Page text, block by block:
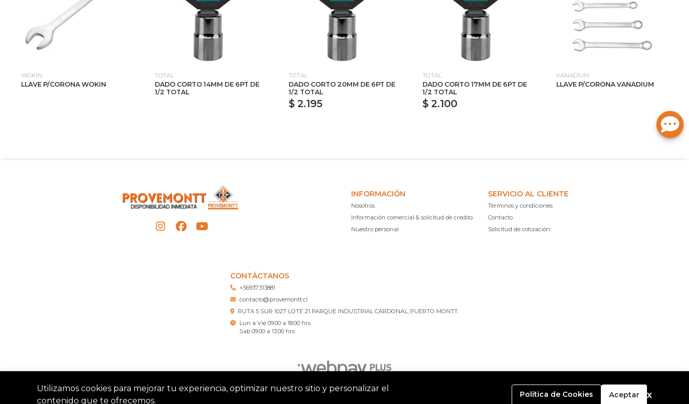
WOKIN
LLAVE P/CORONA WOKIN
TOTAL
DADO CORTO 14MM DE 6PT DE
1/2 TOTAL
TOTAL
DADO CORTO 20MM DE 6PT DE
1/2 TOTAL
$ 2.195
TOTAL
DADO CORTO 17MM DE 6PT DE
1/2 TOTAL
$ 2.100
VANADIUM
LLAVE P/CORONA VANADIUM
INFORMACIÓN
Nosotros
Información comercial & solicitud de credito
Nuestro personal
SERVICIO AL CLIENTE
Términos y condiciones
Contacto
Solicitud de cotización
CONTÁCTANOS
+56937313881
contacto@provemontt.cl
RUTA 5 SUR 1027 LOTE 21 PARQUE INDUSTRIAL CARDONAL, PUERTO MONTT.
Lun a Vie 09:00 a 18:00 hrs
Sab 09:00 a 13:00 hrs
Utilizamos cookies para mejorar tu experiencia, optimizar nuestro sitio y personalizar el
contenido que te ofrecemos.
Política de Cookies Aceptar x